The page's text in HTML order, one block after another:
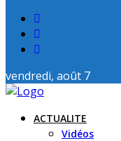
vendredi, août 7
ACTUALITE
Vidéos